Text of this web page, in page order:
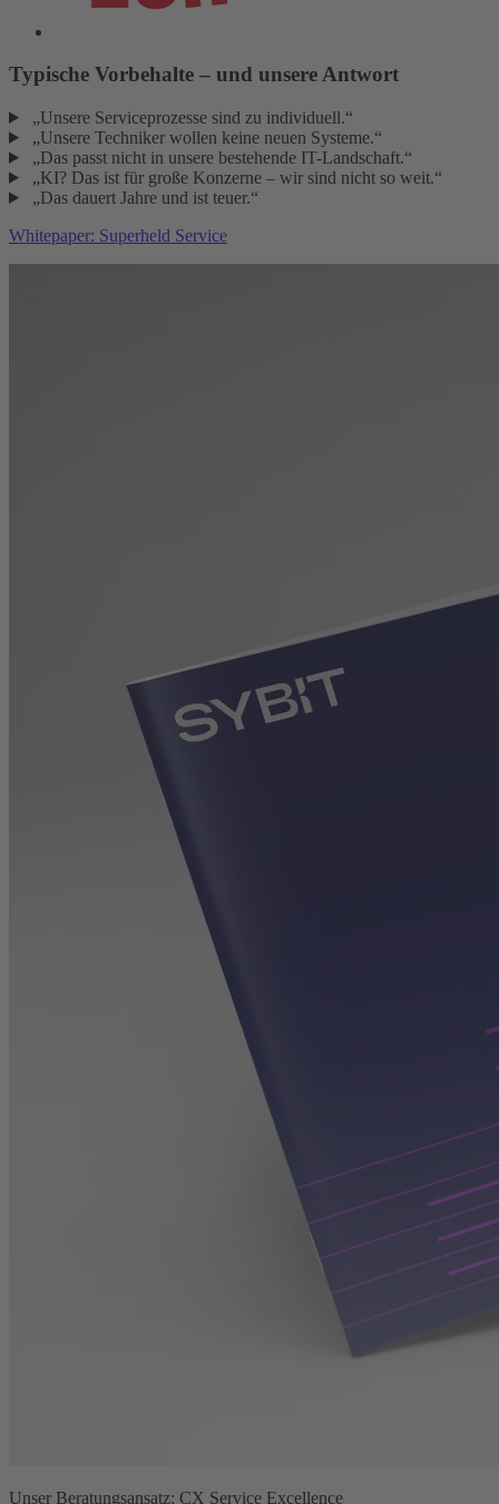
Typische Vorbehalte – und unsere Antwort
„Unsere Serviceprozesse sind zu individuell.“
„Unsere Techniker wollen keine neuen Systeme.“
„Das passt nicht in unsere bestehende IT-Landschaft.“
„KI? Das ist für große Konzerne – wir sind nicht so weit.“
„Das dauert Jahre und ist teuer.“
Whitepaper: Superheld Service
Unser Beratungsansatz: CX Service Excellence